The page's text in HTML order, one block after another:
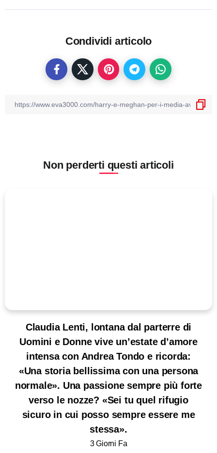
Condividi articolo
Non perderti questi articoli
Claudia Lenti, lontana dal parterre di
Uomini e Donne vive un’estate d’amore
intensa con Andrea Tondo e ricorda:
«Una storia bellissima con una persona
normale». Una passione sempre più forte
verso le nozze? «Sei tu quel rifugio
sicuro in cui posso sempre essere me
stessa».
3 Giorni Fa